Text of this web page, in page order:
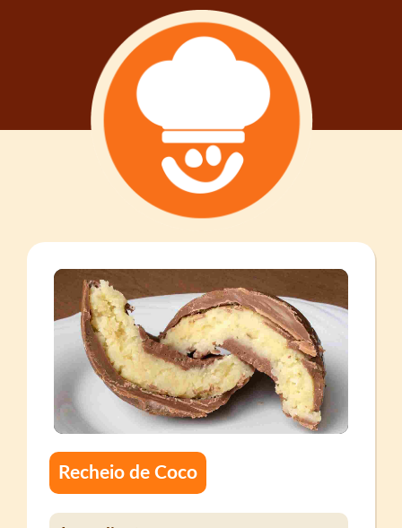
Recheio de Coco